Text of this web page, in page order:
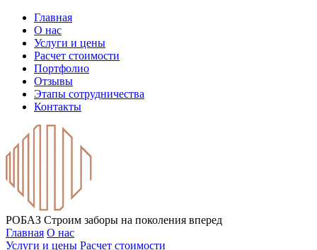
Главная
О нас
Услуги и цены
Расчет стоимости
Портфолио
Отзывы
Этапы сотрудничества
Контакты
РОБАЗ Строим заборы на поколения вперед
Главная О нас
Услуги и цены Расчет стоимости